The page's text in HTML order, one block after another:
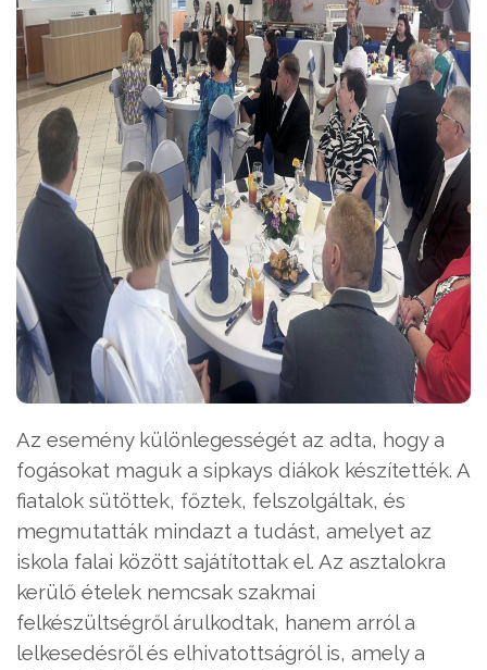
Az esemény különlegességét az adta, hogy a
fogásokat maguk a sipkays diákok készítették. A
fiatalok sütöttek, főztek, felszolgáltak, és
megmutatták mindazt a tudást, amelyet az
iskola falai között sajátítottak el. Az asztalokra
kerülő ételek nemcsak szakmai
felkészültségről árulkodtak, hanem arról a
lelkesedésről és elhivatottságról is, amely a